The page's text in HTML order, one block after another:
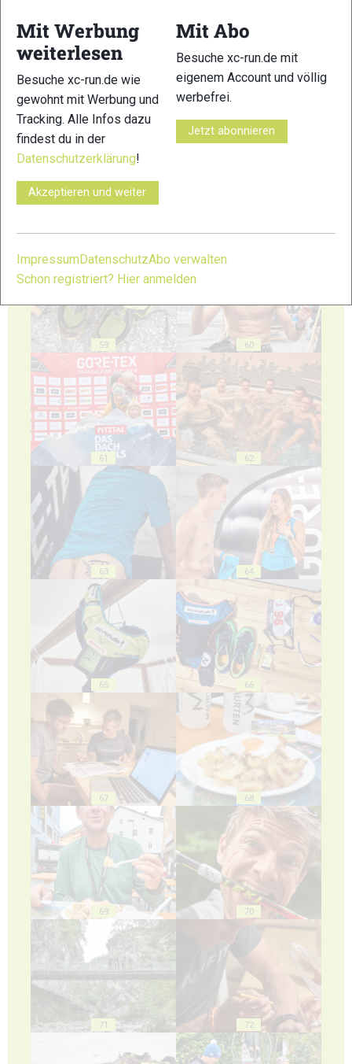
55 56
57 58
59 60
61 62
63 64
65 66
67 68
69 70
71 72
Mit Werbung
weiterlesen
Besuche xc-run.de wie
gewohnt mit Werbung und
Tracking. Alle Infos dazu
findest du in der
Datenschutzerklärung!
Akzeptieren und weiter
Mit Abo
Besuche xc-run.de mit
eigenem Account und völlig
werbefrei.
Jetzt abonnieren
Impressum DatenschutzAbo verwalten
Schon registriert? Hier anmelden